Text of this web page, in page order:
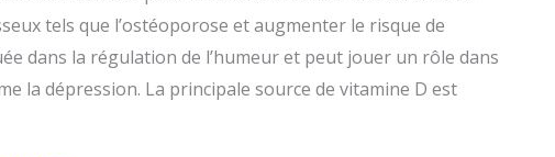
tels que l’ostéoporose et augmenter le risque de
dans la régulation de l’humeur et peut jouer un rôle dans
la dépression. La principale source de vitamine D est